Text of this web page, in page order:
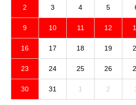
2 3 4 5
9 10 11 12
16 17 18 19
23 24 25 26
30 31 1 2